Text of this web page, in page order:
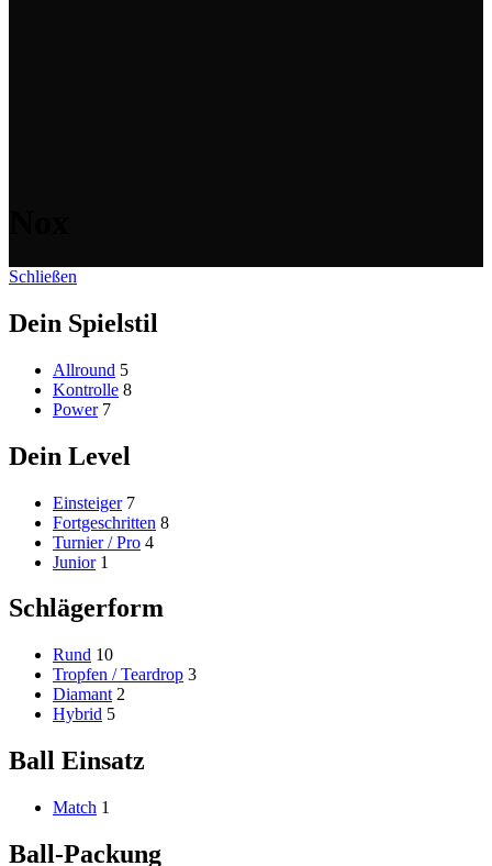
Schließen
Dein Spielstil
Allround 5
Kontrolle 8
Power 7
Dein Level
Einsteiger 7
Fortgeschritten 8
Turnier / Pro 4
Junior 1
Schlägerform
Rund 10
Tropfen / Teardrop 3
Diamant 2
Hybrid 5
Ball Einsatz
Match 1
Ball-Packung